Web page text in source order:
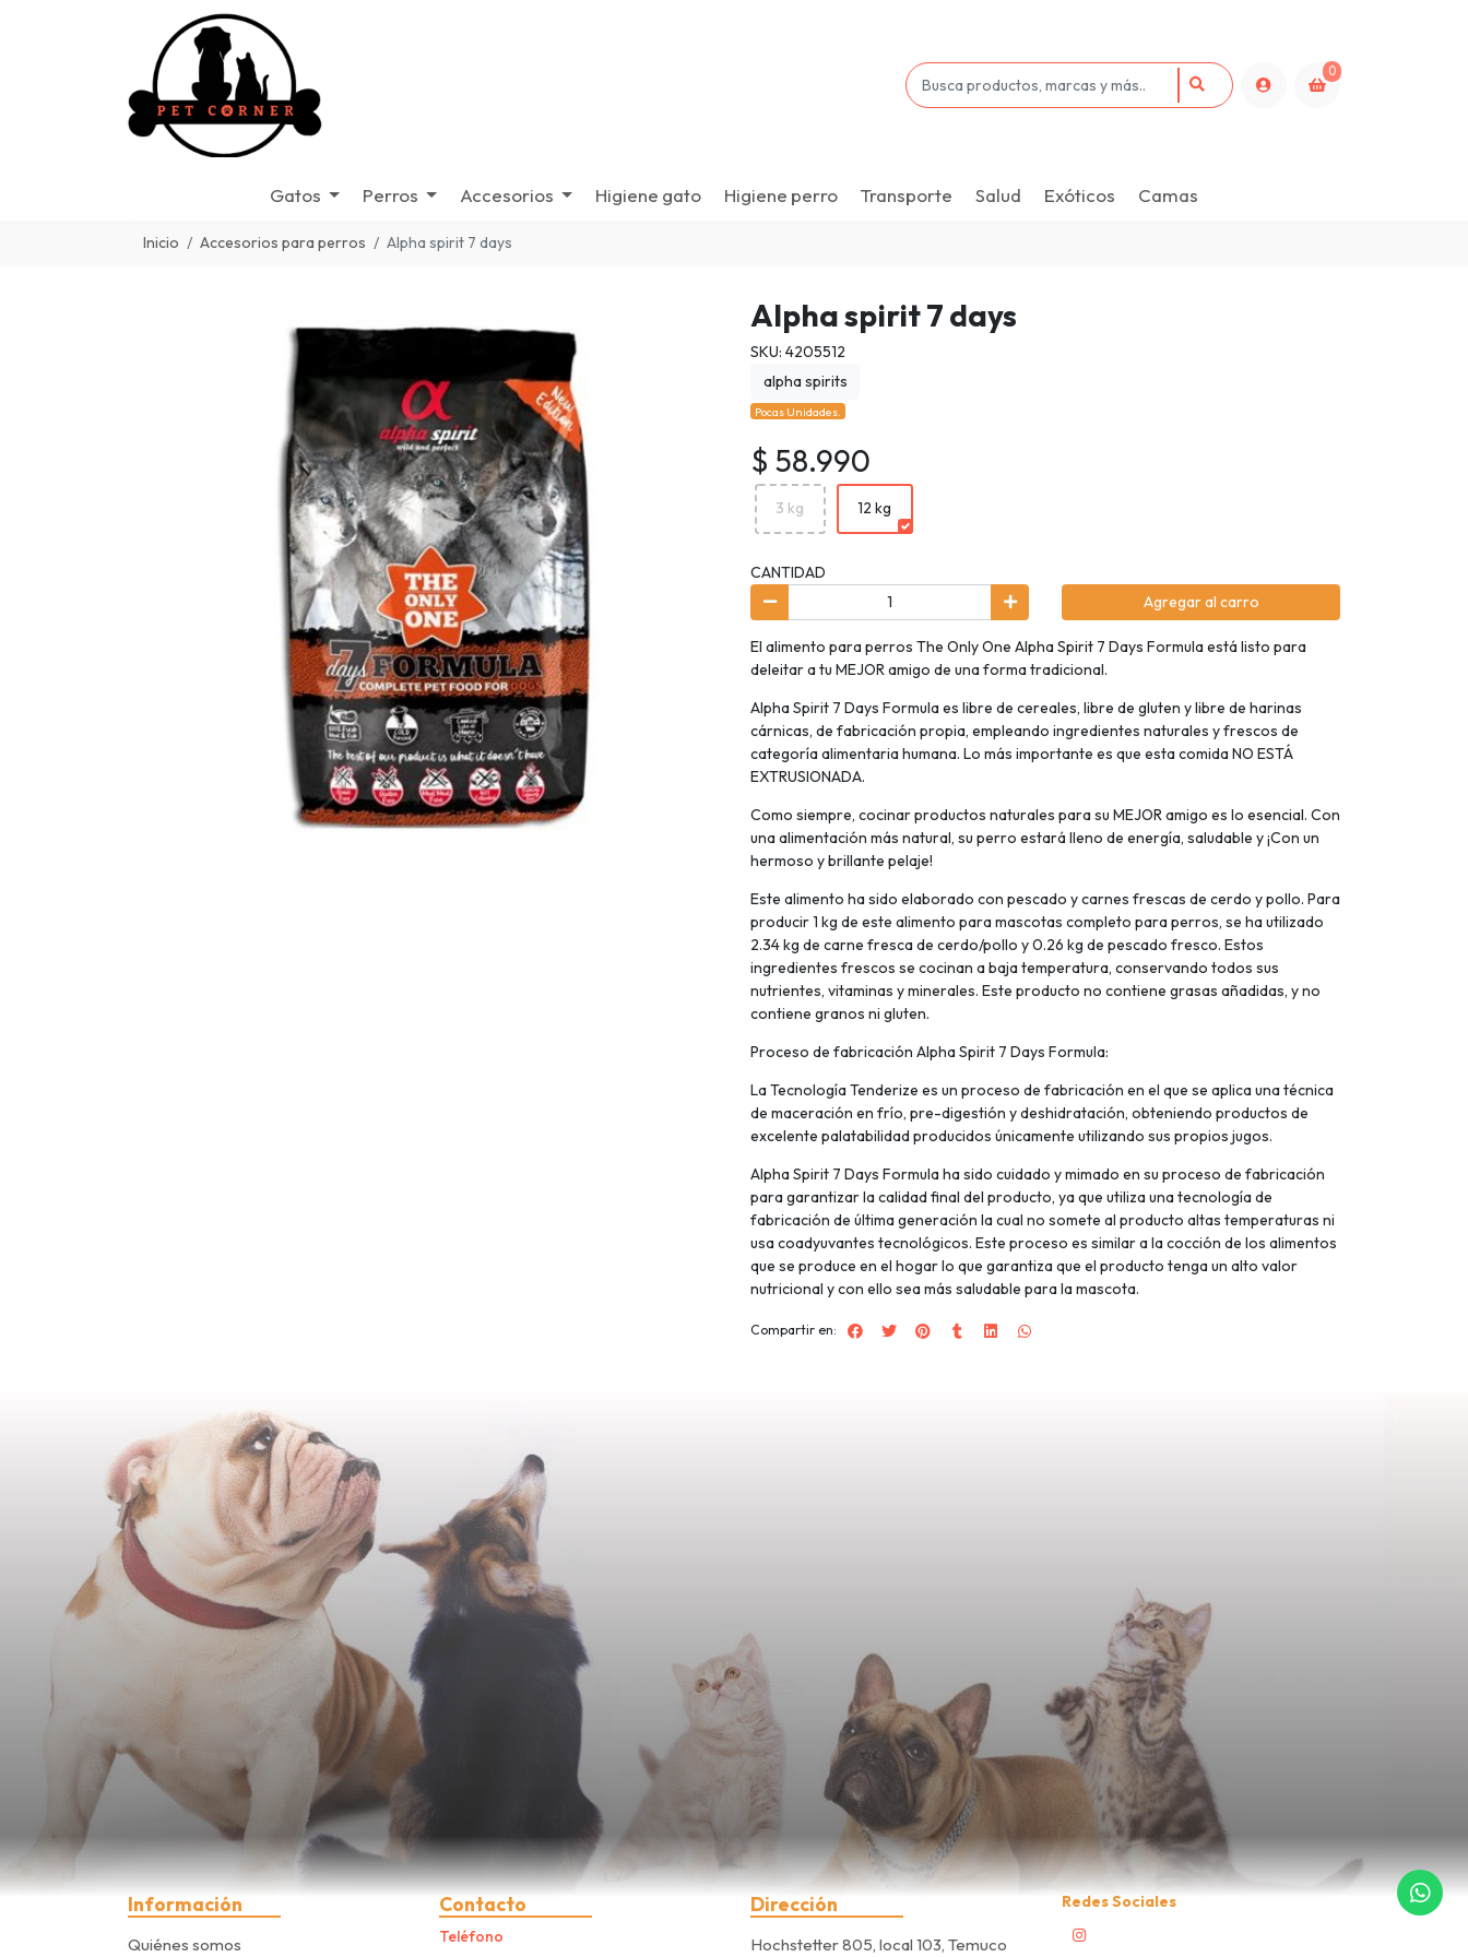
0
Gatos Perros Accesorios Higiene gato Higiene perro Transporte Salud Exóticos Camas
Inicio Accesorios para perros Alpha spirit 7 days
Alpha spirit 7 days
SKU: 4205512
alpha spirits
Pocas Unidades.
$ 58.990
3 kg 12 kg
CANTIDAD
Agregar al carro
El alimento para perros The Only One Alpha Spirit 7 Days Formula está listo para
deleitar a tu MEJOR amigo de una forma tradicional.
Alpha Spirit 7 Days Formula es libre de cereales, libre de gluten y libre de harinas
cárnicas, de fabricación propia, empleando ingredientes naturales y frescos de
categoría alimentaria humana. Lo más importante es que esta comida NO ESTÁ
EXTRUSIONADA.
Como siempre, cocinar productos naturales para su MEJOR amigo es lo esencial. Con
una alimentación más natural, su perro estará lleno de energía, saludable y ¡Con un
hermoso y brillante pelaje!
Este alimento ha sido elaborado con pescado y carnes frescas de cerdo y pollo. Para
producir 1 kg de este alimento para mascotas completo para perros, se ha utilizado
2.34 kg de carne fresca de cerdo/pollo y 0.26 kg de pescado fresco. Estos
ingredientes frescos se cocinan a baja temperatura, conservando todos sus
nutrientes, vitaminas y minerales. Este producto no contiene grasas añadidas, y no
contiene granos ni gluten.
Proceso de fabricación Alpha Spirit 7 Days Formula:
La Tecnología Tenderize es un proceso de fabricación en el que se aplica una técnica
de maceración en frío, pre-digestión y deshidratación, obteniendo productos de
excelente palatabilidad producidos únicamente utilizando sus propios jugos.
Alpha Spirit 7 Days Formula ha sido cuidado y mimado en su proceso de fabricación
para garantizar la calidad final del producto, ya que utiliza una tecnología de
fabricación de última generación la cual no somete al producto altas temperaturas ni
usa coadyuvantes tecnológicos. Este proceso es similar a la cocción de los alimentos
que se produce en el hogar lo que garantiza que el producto tenga un alto valor
nutricional y con ello sea más saludable para la mascota.
Compartir en:
Información
Quiénes somos
Contacto
Teléfono
Dirección
Hochstetter 805, local 103, Temuco
Redes Sociales